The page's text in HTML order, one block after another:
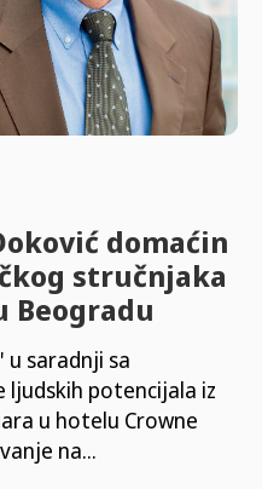
domaćin
stručnjaka
Beogradu
saradnji sa
potencijala iz
u hotelu Crowne
na...